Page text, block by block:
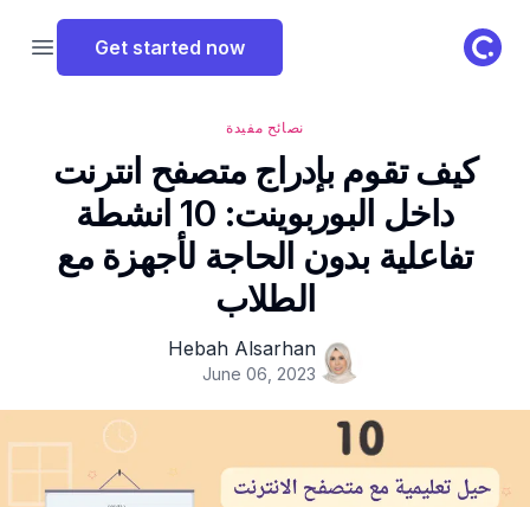
ClassPoint Logo
Get started now
نصائح مفيدة
كيف تقوم بإدراج متصفح انترنت
داخل البوربوينت: 10 انشطة
تفاعلية بدون الحاجة لأجهزة مع
الطلاب
Hebah Alsarhan
June 06, 2023